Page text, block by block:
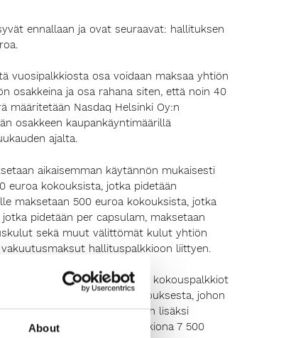
About
ennallaan ja ovat seuraavat: hallituksen
vuosipalkkiosta osa voidaan maksaa yhtiön
osakkeina ja osa rahana siten, että noin 40
määritetään Nasdaq Helsinki Oy:n
osakkeen kaupankäyntimäärillä
ajalta.
aikaisemman käytännön mukaisesti
euroa kokouksista, jotka pidetään
maksetaan 500 euroa kokouksista, jotka
pidetään per capsulam, maksetaan
sekä muut välittömät kulut yhtiön
hallituspalkkioon liittyen.
ja palkitsemisvaliokuntien kokouspalkkiot
jokaisesta kokouksesta, johon
muualla. Kokouspalkkion lisäksi
puheenjohtajalle vuosipalkkiona 7 500